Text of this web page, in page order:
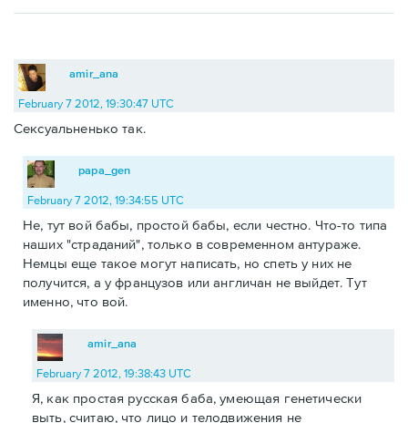
amir_ana
February 7 2012, 19:30:47 UTC
Сексуальненько так.
papa_gen
February 7 2012, 19:34:55 UTC
Не, тут вой бабы, простой бабы, если честно. Что-то типа
наших "страданий", только в современном антураже.
Немцы еще такое могут написать, но спеть у них не
получится, а у французов или англичан не выйдет. Тут
именно, что вой.
amir_ana
February 7 2012, 19:38:43 UTC
Я, как простая русская баба, умеющая генетически
выть, считаю, что лицо и телодвижения не